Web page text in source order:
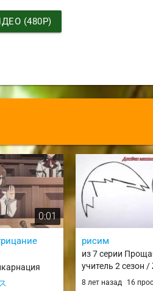
(480P)
0:01
о
рисим
из 7 серии
учитель 2 сезон /
Sayonara
8 лет назад 16